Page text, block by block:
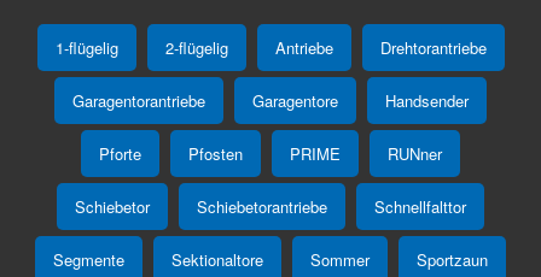
1-flügelig 2-flügelig Antriebe Drehtorantriebe
Garagentorantriebe Garagentore Handsender
Pforte Pfosten PRIME RUNner
Schiebetor Schiebetorantriebe Schnellfalttor
Segmente Sektionaltore Sommer Sportzaun